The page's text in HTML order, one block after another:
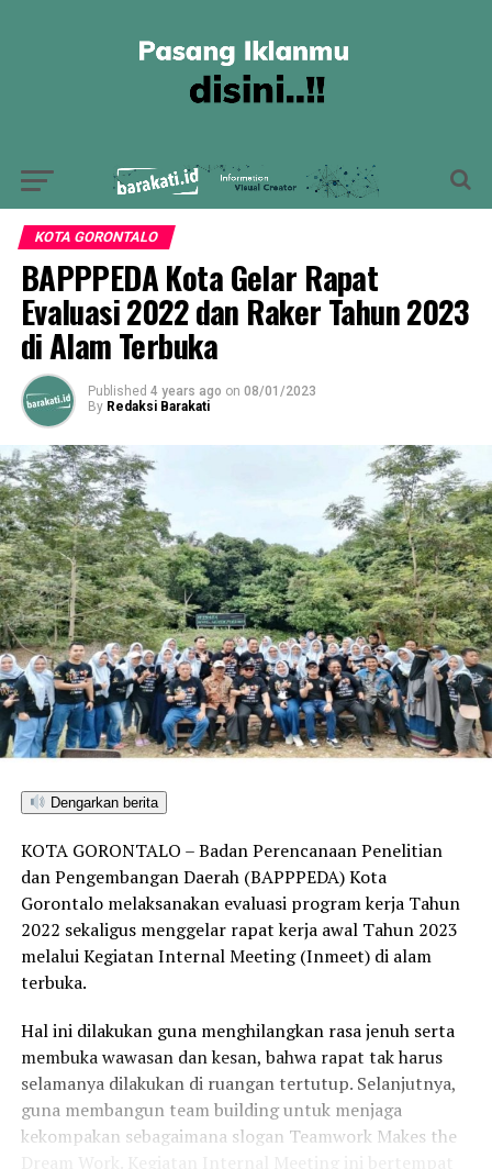
KOTA GORONTALO
BAPPPEDA Kota Gelar Rapat
Evaluasi 2022 dan Raker Tahun 2023
di Alam Terbuka
Published 4 years ago on 08/01/2023
By Redaksi Barakati
Dengarkan berita
KOTA GORONTALO – Badan Perencanaan Penelitian
dan Pengembangan Daerah (BAPPPEDA) Kota
Gorontalo melaksanakan evaluasi program kerja Tahun
2022 sekaligus menggelar rapat kerja awal Tahun 2023
melalui Kegiatan Internal Meeting (Inmeet) di alam
terbuka.
Hal ini dilakukan guna menghilangkan rasa jenuh serta
membuka wawasan dan kesan, bahwa rapat tak harus
selamanya dilakukan di ruangan tertutup. Selanjutnya,
guna membangun team building untuk menjaga
kekompakan sebagaimana slogan Teamwork Makes the